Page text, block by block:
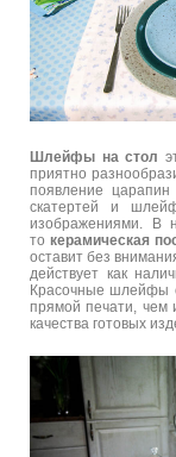
Шлейфы на стол
приятно
появление
скатертей и
изображениями. В
то керамическая
оставит без
действует как
Красочные шлейфы
прямой печати, чем
качества готовых